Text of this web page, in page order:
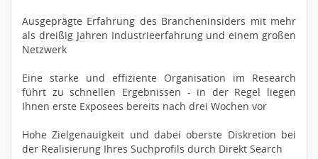
Ausgeprägte Erfahrung des Brancheninsiders mit mehr
als dreißig Jahren Industrieerfahrung und einem großen
Netzwerk
Eine starke und effiziente Organisation im Research
führt zu schnellen Ergebnissen - in der Regel liegen
Ihnen erste Exposees bereits nach drei Wochen vor
Hohe Zielgenauigkeit und dabei oberste Diskretion bei
der Realisierung Ihres Suchprofils durch Direkt Search